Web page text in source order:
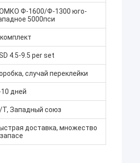
Ф-1600/Ф-1300 юго-
5000пси
4.5-9.5 per set
случай переклейки
дней
T, Западный союз
доставка, множество